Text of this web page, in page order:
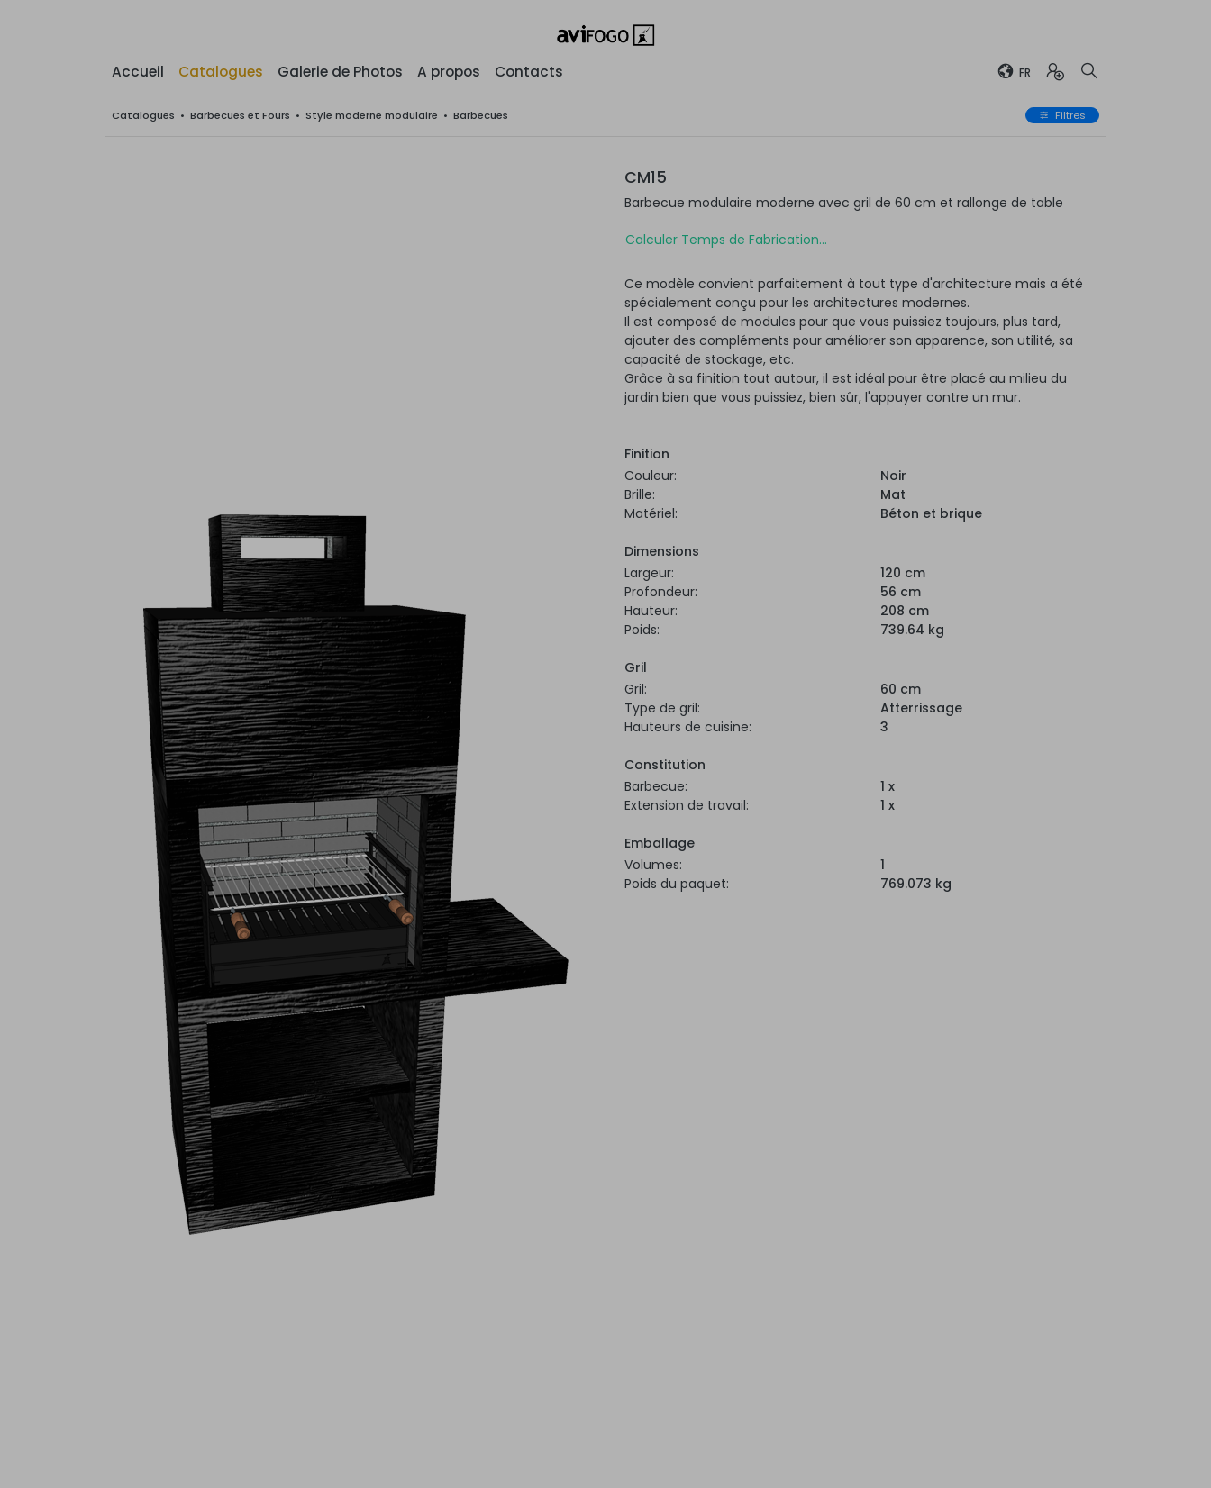
Accueil Catalogues Galerie de Photos A propos Contacts FR
Catalogues • Barbecues et Fours • Style moderne modulaire • Barbecues Filtres
CM15
Barbecue modulaire moderne avec gril de 60 cm et rallonge de table
Calculer Temps de Fabrication...
Ce modèle convient parfaitement à tout type d'architecture mais a été
spécialement conçu pour les architectures modernes.
Il est composé de modules pour que vous puissiez toujours, plus tard,
ajouter des compléments pour améliorer son apparence, son utilité, sa
capacité de stockage, etc.
Grâce à sa finition tout autour, il est idéal pour être placé au milieu du
jardin bien que vous puissiez, bien sûr, l'appuyer contre un mur.
Finition
Couleur:
Noir
Brille:
Mat
Matériel:
Béton et brique
Dimensions
Largeur:
120 cm
Profondeur:
56 cm
Hauteur:
208 cm
Poids:
739.64 kg
Gril
Gril:
60 cm
Type de gril:
Atterrissage
Hauteurs de cuisine:
3
Constitution
Barbecue:
1 x
Extension de travail:
1 x
Emballage
Volumes:
1
Poids du paquet:
769.073 kg